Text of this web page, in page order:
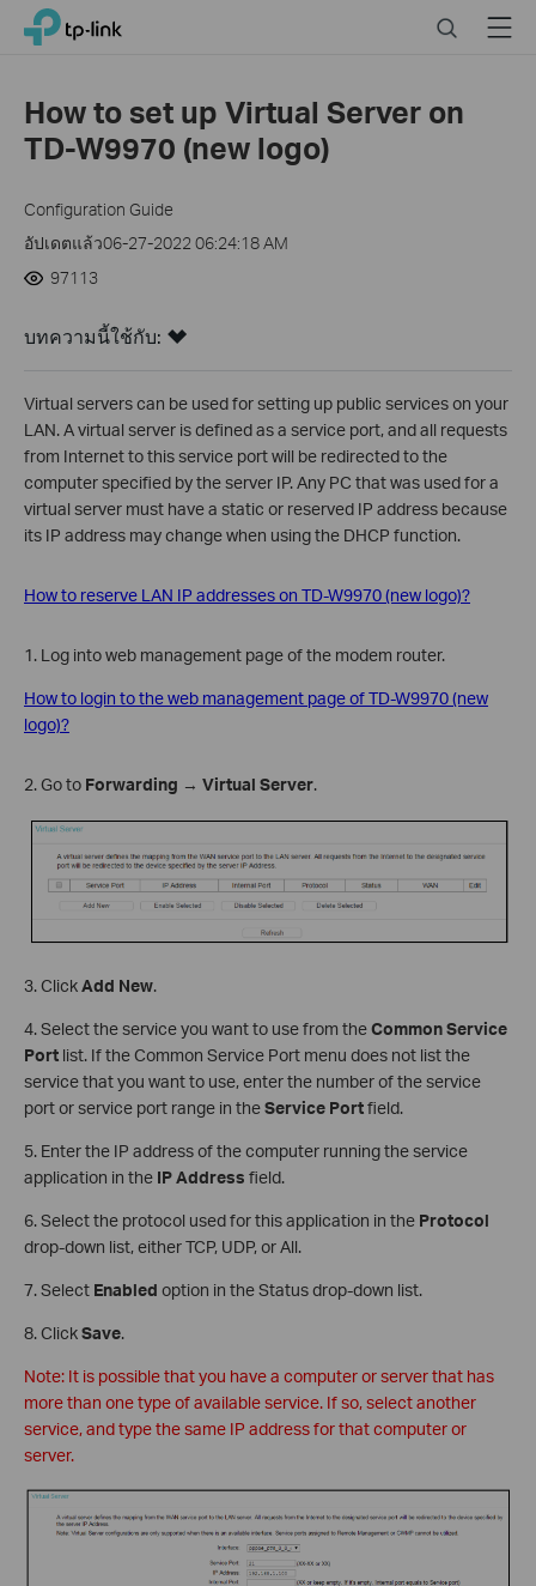
Click
navigation
bar
TP-Link, Reliably Smart SearchMenu
How to set up Virtual Server on
TD-W9970 (new logo)
Configuration Guide
อัปเดตแล้ว06-27-2022 06:24:18 AM
97113
บทความนี้ใช้กับ:
Virtual servers can be used for setting up public services on your
LAN. A virtual server is defined as a service port, and all requests
from Internet to this service port will be redirected to the
computer specified by the server IP. Any PC that was used for a
virtual server must have a static or reserved IP address because
its IP address may change when using the DHCP function.
How to reserve LAN IP addresses on TD-W9970 (new logo)?
1. Log into web management page of the modem router.
How to login to the web management page of TD-W9970 (new
logo)?
2. Go to Forwarding → Virtual Server.
3. ClickAdd New.
4. Select the service you want to use from theCommon Service
Port list. If the Common Service Port menu does not list the
service that you want to use, enter the number of the service
port or service port range in theService Portfield.
5. Enter the IP address of the computer running the service
application in the IP Address field.
6. Select the protocol used for this application in the Protocol
drop-down list, either TCP, UDP, or All.
7. Select Enabled option in the Status drop-down list.
8. ClickSave.
Note: It is possible that you have a computer or server that has
more than one type of available service. If so, select another
service, and type the same IP address for that computer or
server.